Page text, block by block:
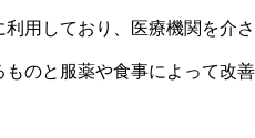
用しており、医療機関を介
のと服薬や食事によって改